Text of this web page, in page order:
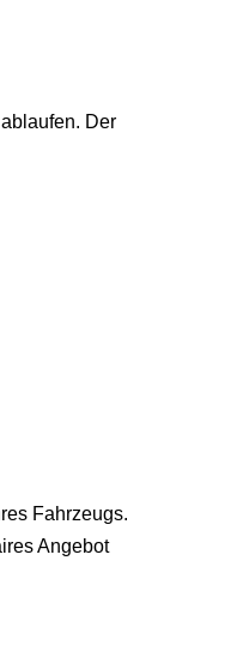
Der
Fahrzeugs.
Angebot